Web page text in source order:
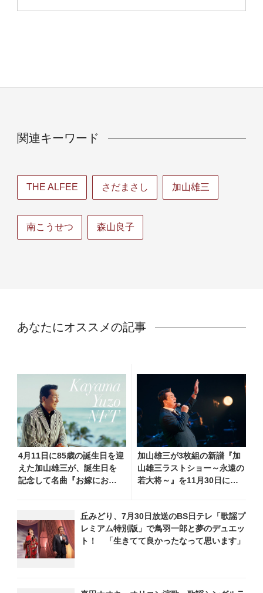
関連キーワード
THE ALFEE さだまさし 加山雄三
南こうせつ 森山良子
あなたにオススメの記事
4月11日に85歳の誕生日を迎
えた加山雄三が、誕生日を
記念して名曲『お嫁におい
加山雄三が3枚組の新譜『加
山雄三ラストショー～永遠の
若大将～』を11月30日に発
丘みどり、7月30日放送のBS日テレ「歌謡プ
レミアム特別版」で鳥羽一郎と夢のデュエッ
ト！ 「生きてて良かったなって思います」